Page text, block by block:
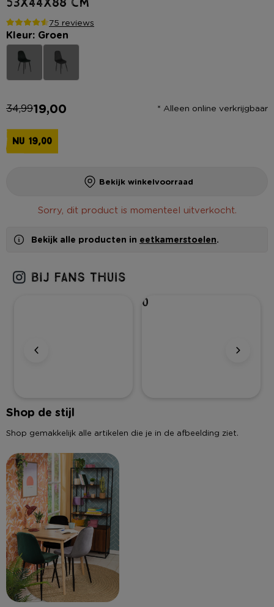
75 reviews
Kleur: Groen
34,9919,00 * Alleen online verkrijgbaar
NU 19,00
Bekijk winkelvoorraad
Sorry, dit product is momenteel uitverkocht.
Bekijk alle producten in eetkamerstoelen.
0
Shop de stijl
Shop gemakkelijk alle artikelen die je in de afbeelding ziet.